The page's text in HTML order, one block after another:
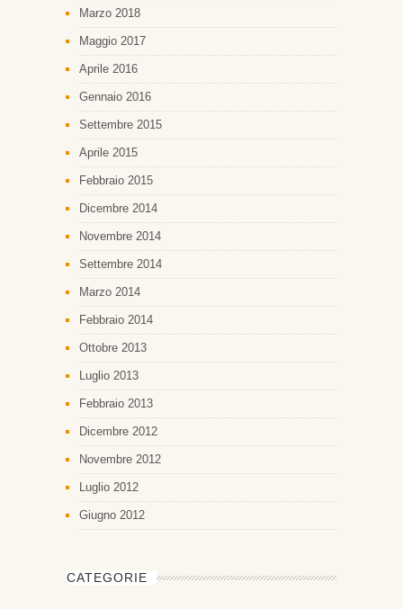
Marzo 2018
Maggio 2017
Aprile 2016
Gennaio 2016
Settembre 2015
Aprile 2015
Febbraio 2015
Dicembre 2014
Novembre 2014
Settembre 2014
Marzo 2014
Febbraio 2014
Ottobre 2013
Luglio 2013
Febbraio 2013
Dicembre 2012
Novembre 2012
Luglio 2012
Giugno 2012
CATEGORIE